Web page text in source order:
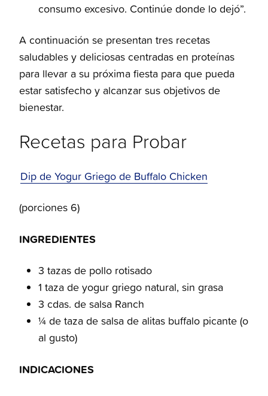
consumo excesivo. Continúe donde lo dejó”.
A continuación se presentan tres recetas
saludables y deliciosas centradas en proteínas
para llevar a su próxima fiesta para que pueda
estar satisfecho y alcanzar sus objetivos de
bienestar.
Recetas para Probar
Dip de Yogur Griego de Buffalo Chicken
(porciones 6)
INGREDIENTES
3 tazas de pollo rotisado
1 taza de yogur griego natural, sin grasa
3 cdas. de salsa Ranch
¼ de taza de salsa de alitas buffalo picante (o
al gusto)
INDICACIONES